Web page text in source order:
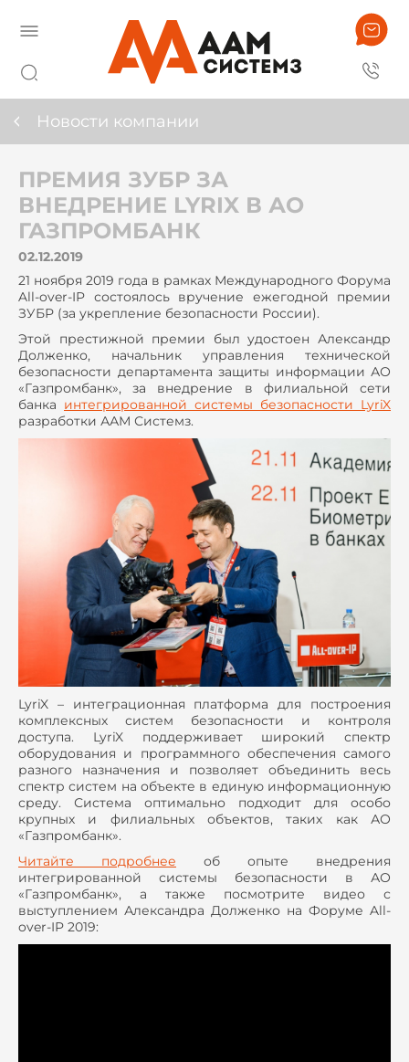
Новости компании
ПРЕМИЯ ЗУБР ЗА
ВНЕДРЕНИЕ LYRIX В АО
ГАЗПРОМБАНК
02.12.2019
21 ноября 2019 года в рамках Международного Форума
All-over-IP состоялось вручение ежегодной премии
ЗУБР (за укрепление безопасности России).
Этой престижной премии был удостоен Александр
Долженко, начальник управления технической
безопасности департамента защиты информации АО
«Газпромбанк», за внедрение в филиальной сети
банка интегрированной системы безопасности LyriX
разработки ААМ Системз.
LyriX – интеграционная платформа для построения
комплексных систем безопасности и контроля
доступа. LyriX поддерживает широкий спектр
оборудования и программного обеспечения самого
разного назначения и позволяет объединить весь
спектр систем на объекте в единую информационную
среду. Система оптимально подходит для особо
крупных и филиальных объектов, таких как АО
«Газпромбанк».
Читайте подробнее об опыте внедрения
интегрированной системы безопасности в АО
«Газпромбанк», а также посмотрите видео с
выступлением Александра Долженко на Форуме All-
over-IP 2019: